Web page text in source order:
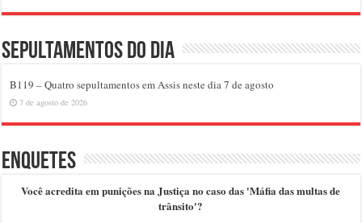
Sepultamentos do dia
B119 – Quatro sepultamentos em Assis neste dia 7 de agosto
7 de agosto de 2026
Enquetes
Você acredita em punições na Justiça no caso das 'Máfia das multas de
trânsito'?